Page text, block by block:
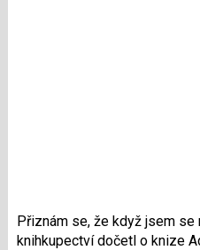
Přiznám se, že když jsem se
knihkupectví dočetl o knize